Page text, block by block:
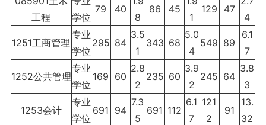
工程
学位
79 40
8
86 45
1
129 47
4
1251工商管理
专业
学位
295 84
3.5
1
343 68
5.0
4
549 89
6.1
7
1252公共管理
专业
学位
169 60
2.8
2
235 60
3.9
2
245 64
3.8
3
1253会计
专业
学位
691 94
7.3
5
691 112
6.1
7
121
2
91
13.
32